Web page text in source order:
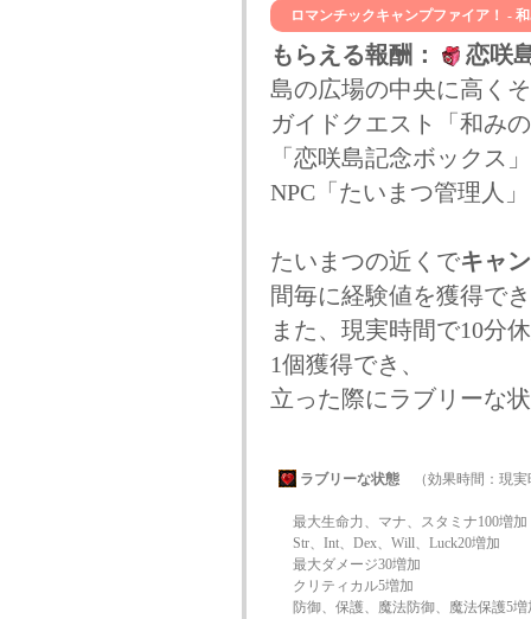
ロマンチックキャンプファイア！ -
もらえる報酬：
恋咲
島の広場の中央に高く
ガイドクエスト「和み
「恋咲島記念ボックス
NPC「たいまつ管理人
たいまつの近くでキャ
間毎に経験値を獲得で
また、現実時間で10分
1個獲得でき、
立った際にラブリーな
ラブリーな状態（効果時間：現実
最大生命力、マナ、スタミナ100増加
Str、Int、Dex、Will、Luck20増加
最大ダメージ30増加
クリティカル5増加
防御、保護、魔法防御、魔法保護5増